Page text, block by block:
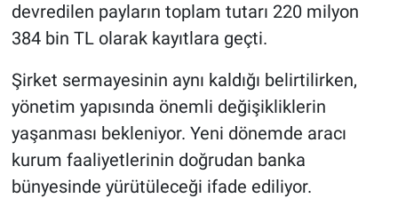
devredilen payların toplam tutarı 220 milyon
384 bin TL olarak kayıtlara geçti.
Şirket sermayesinin aynı kaldığı belirtilirken,
yönetim yapısında önemli değişikliklerin
yaşanması bekleniyor. Yeni dönemde aracı
kurum faaliyetlerinin doğrudan banka
bünyesinde yürütüleceği ifade ediliyor.